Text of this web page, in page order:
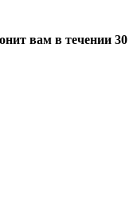
вам в течении 30